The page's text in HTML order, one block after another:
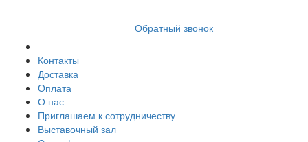
Обратный звонок
Контакты
Доставка
Оплата
О нас
Приглашаем к сотрудничеству
Выставочный зал